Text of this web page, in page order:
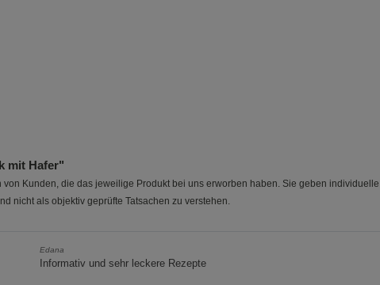
mit Hafer"
Kunden, die das jeweilige Produkt bei uns erworben haben. Sie geben
nicht als objektiv geprüfte Tatsachen zu verstehen.
Edana
Informativ und sehr leckere Rezepte